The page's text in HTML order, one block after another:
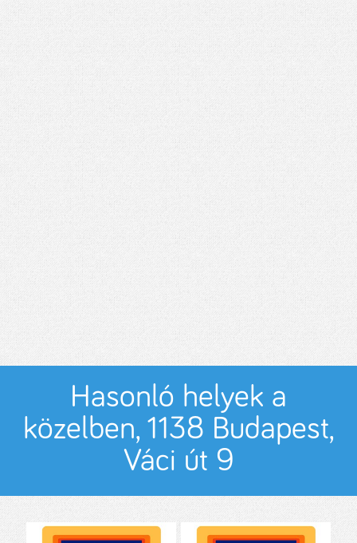
Hasonló helyek a
közelben, 1138 Budapest,
Váci út 9